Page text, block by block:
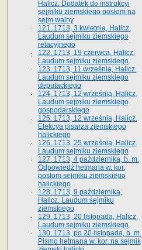
Halicz. Dodatek do instrukcyi
sejmiku ziemskiego posłom na
sejm walny
121. 1713, 3 kwietnia, Halicz.
Laudum sejmiku ziemskiego
relacyjnego
122. 1713, 19 czerwca, Halicz.
Laudum sejmiku ziemskiego
123. 1713, 11 września, Halicz.
Laudum sejmiku ziemskiego
deputackiego
124. 1713, 12 września, Halicz.
Laudum sejmiku ziemskiego
gospodarskiego
125. 1713, 12 września, Halicz.
Elekcya pisarza ziemskiego
halickiego
126. 1713, 25 września, Halicz.
Laudum sejmiku ziemskiego
127. 1713, 4 października, b. m.
Odpowiedź hetmana w. kor.
posłom sejmiku ziemskiego
halickiego
128. 1713, 9 października,
Halicz. Laudum sejmiku
ziemskiego
129. 1713, 20 listopada, Halicz.
Laudum sejmiku ziemskiego
130. 1713, po 20 listopada, b. m.
Pismo hetmana w. kor. na sejmik